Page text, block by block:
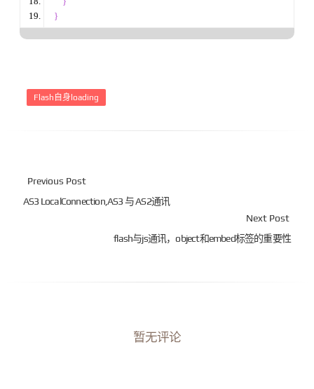
}
Flash自身loading
Previous Post
AS3 LocalConnection,AS3 与 AS2通讯
Next Post
flash与js通讯，object和embed标签的重要性
暂无评论